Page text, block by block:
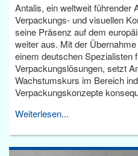
Antalis, ein weltweit führender
Verpackungs- und visuellen
seine Präsenz auf dem
weiter aus. Mit der
einem deutschen Spezialisten
Verpackungslösungen, setzt
Wachstumskurs im Bereich
Verpackungskonzepte
Weiterlesen...